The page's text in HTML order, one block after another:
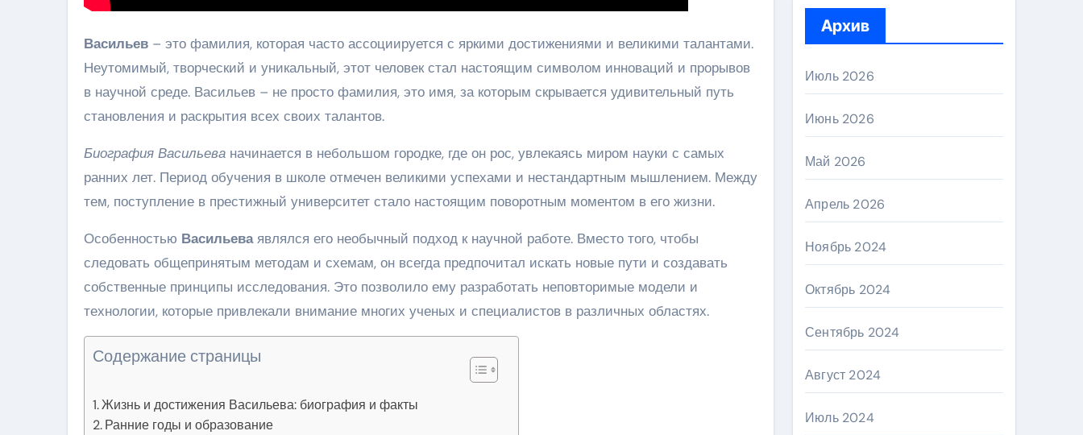
Васильев – это фамилия, которая часто ассоциируется с яркими достижениями и великими талантами.
Неутомимый, творческий и уникальный, этот человек стал настоящим символом инноваций и прорывов
в научной среде. Васильев – не просто фамилия, это имя, за которым скрывается удивительный путь
становления и раскрытия всех своих талантов.
Биография Васильева начинается в небольшом городке, где он рос, увлекаясь миром науки с самых
ранних лет. Период обучения в школе отмечен великими успехами и нестандартным мышлением. Между
тем, поступление в престижный университет стало настоящим поворотным моментом в его жизни.
Особенностью Васильеваявлялся его необычный подход к научной работе. Вместо того, чтобы
следовать общепринятым методам и схемам, он всегда предпочитал искать новые пути и создавать
собственные принципы исследования. Это позволило ему разработать неповторимые модели и
технологии, которые привлекали внимание многих ученых и специалистов в различных областях.
Содержание страницы
Жизнь и достижения Васильева: биография и факты
Ранние годы и образование
Архив
Июль 2026
Июнь 2026
Май 2026
Апрель 2026
Ноябрь 2024
Октябрь 2024
Сентябрь 2024
Август 2024
Июль 2024